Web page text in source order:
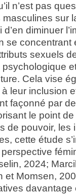
n’est pas
masculines sur
diminuer
se
sexuels
Cela vise
à leur inclusion
façonné par
le point
de pouvoir, les
cette étude
2024;
et Momsen,
davantage